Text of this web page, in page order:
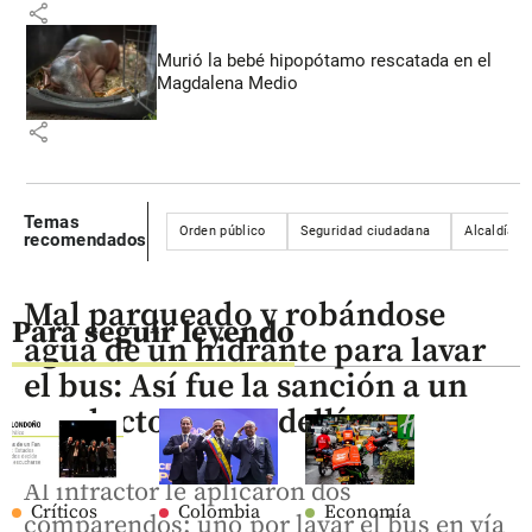
share
Murió la bebé hipopótamo rescatada en el
Magdalena Medio
share
Temas
recomendados
Orden público Seguridad ciudadana Alcaldía
Para seguir leyendo
Críticos Colombia Economía
Mal parqueado y robándose
agua de un hidrante para lavar
el bus: Así fue la sanción a un
conductor en Medellín
Al infractor le aplicaron dos
comparendos: uno por lavar el bus en vía